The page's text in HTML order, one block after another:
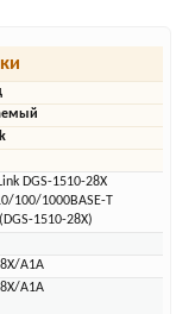
DGS-1510-28X
100/1000BASE-T
1510-28X)
A1A
A1A